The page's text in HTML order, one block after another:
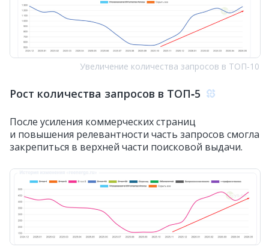
Увеличение количества запросов в ТОП‑10
Рост количества запросов в ТОП‑5
После усиления коммерческих страниц
и повышения релевантности часть запросов смогла
закрепиться в верхней части поисковой выдачи.